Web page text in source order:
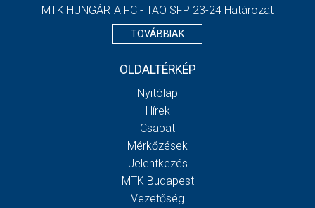
MTK HUNGÁRIA FC - TAO SFP 23-24 Határozat
TOVÁBBIAK
OLDALTÉRKÉP
Nyitólap
Hírek
Csapat
Mérkőzések
Jelentkezés
MTK Budapest
Vezetőség